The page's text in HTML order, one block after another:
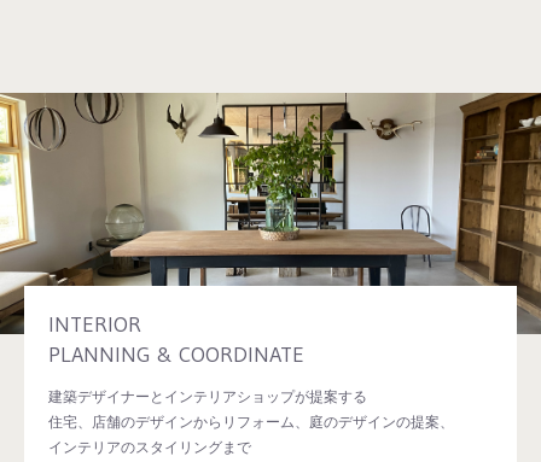
INTERIOR
PLANNING & COORDINATE
建築デザイナーとインテリアショップが提案する
住宅、店舗のデザインからリフォーム、庭のデザインの提案、
インテリアのスタイリングまで